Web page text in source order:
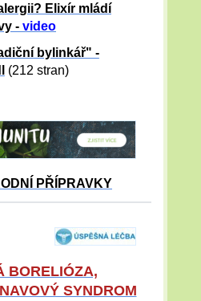
Elixír mládí
- video
bylinkář" -
(212 stran)
PŘÍPRAVKY
BORELIÓZA,
SYNDROM